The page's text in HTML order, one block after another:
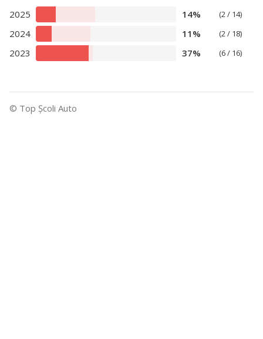
2025 14% (2 / 14)
2024 11% (2 / 18)
2023 37% (6 / 16)
© Top Şcoli Auto